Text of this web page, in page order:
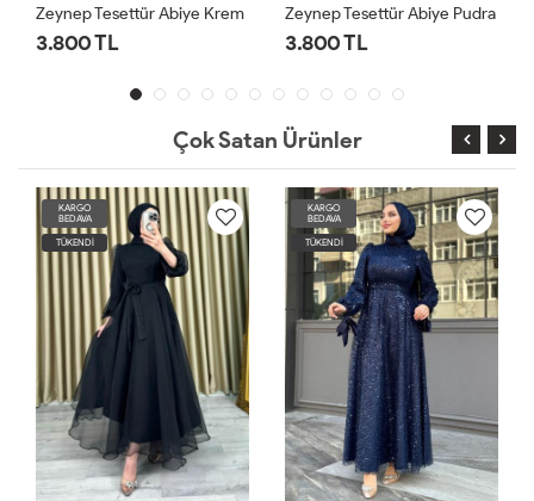
Zeynep Tesettür Abiye Krem
3.800 TL
Zeynep Tesettür Abiye Pudra
3.800 TL
Çok Satan Ürünler
KARGO
BEDAVA
TÜKENDİ
KARGO
BEDAVA
TÜKENDİ